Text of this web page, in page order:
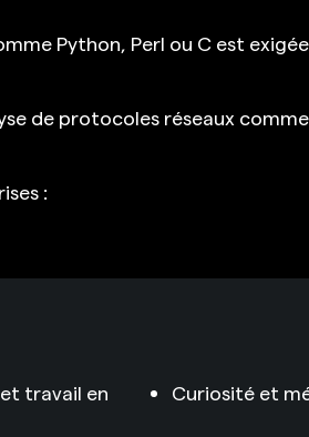
Python, Perl ou C est
de protocoles réseaux
:
travail en
Curiosité et